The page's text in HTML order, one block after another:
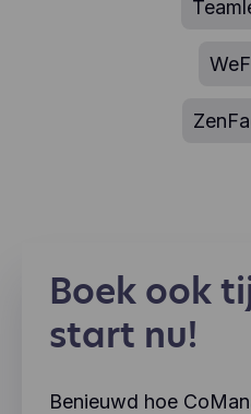
Boek ook
start nu!
Benieuwd hoe